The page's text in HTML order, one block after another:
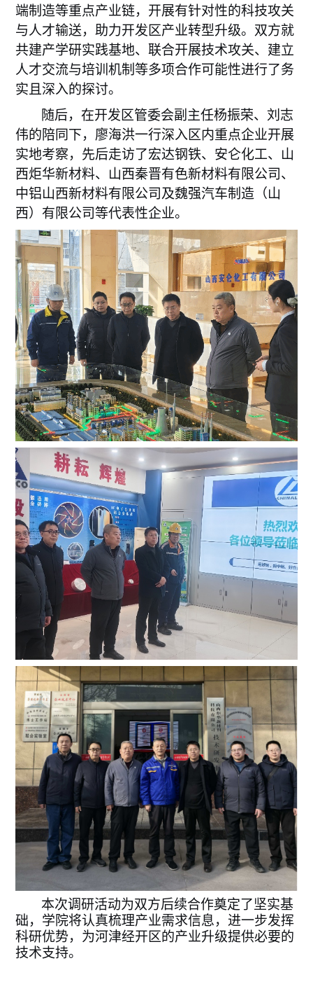
端制造等重点产业链，开展有针对性的科技攻关
与人才输送，助力开发区产业转型升级。双方就
共建产学研实践基地、联合开展技术攻关、建立
人才交流与培训机制等多项合作可能性进行了务
实且深入的探讨。
随后，在开发区管委会副主任杨振荣、刘志
伟的陪同下，廖海洪一行深入区内重点企业开展
实地考察， 先后走访了宏达钢铁、安仑化工、山
西炬华新材料、山西秦晋有色新材料有限公司、
中铝山西新材料有限公司及魏强汽车制造（山
西）有限公司等代表性企业。
本次调研活动为双方后续合作奠定了坚实基
础， 学院将认真梳理产业需求信息，进一步发挥
科研优势，为河津经开区的产业升级提供必要的
技术支持。